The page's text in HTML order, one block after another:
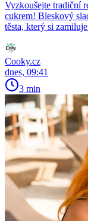
Vyzkoušejte tradiční
cukrem! Bleskový
těsta, který si
Cooky.cz
dnes, 09:41
3 min